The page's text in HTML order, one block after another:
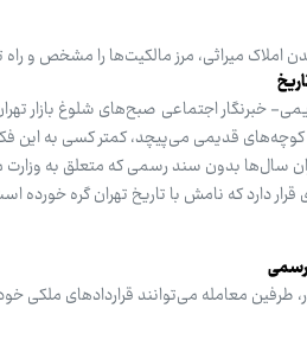
املاک میراثی، مرز مالکیت‌ها را مشخص و
خبرنگار اجتماعی صبح‌های شلوغ بازار
قدیمی می‌پیچد، کمتر کسی به این
سال‌ها بدون سند رسمی که متعلق به
دارد که نامش با تاریخ تهران گره خورده
رسمی
معامله می‌توانند قراردادهای ملکی